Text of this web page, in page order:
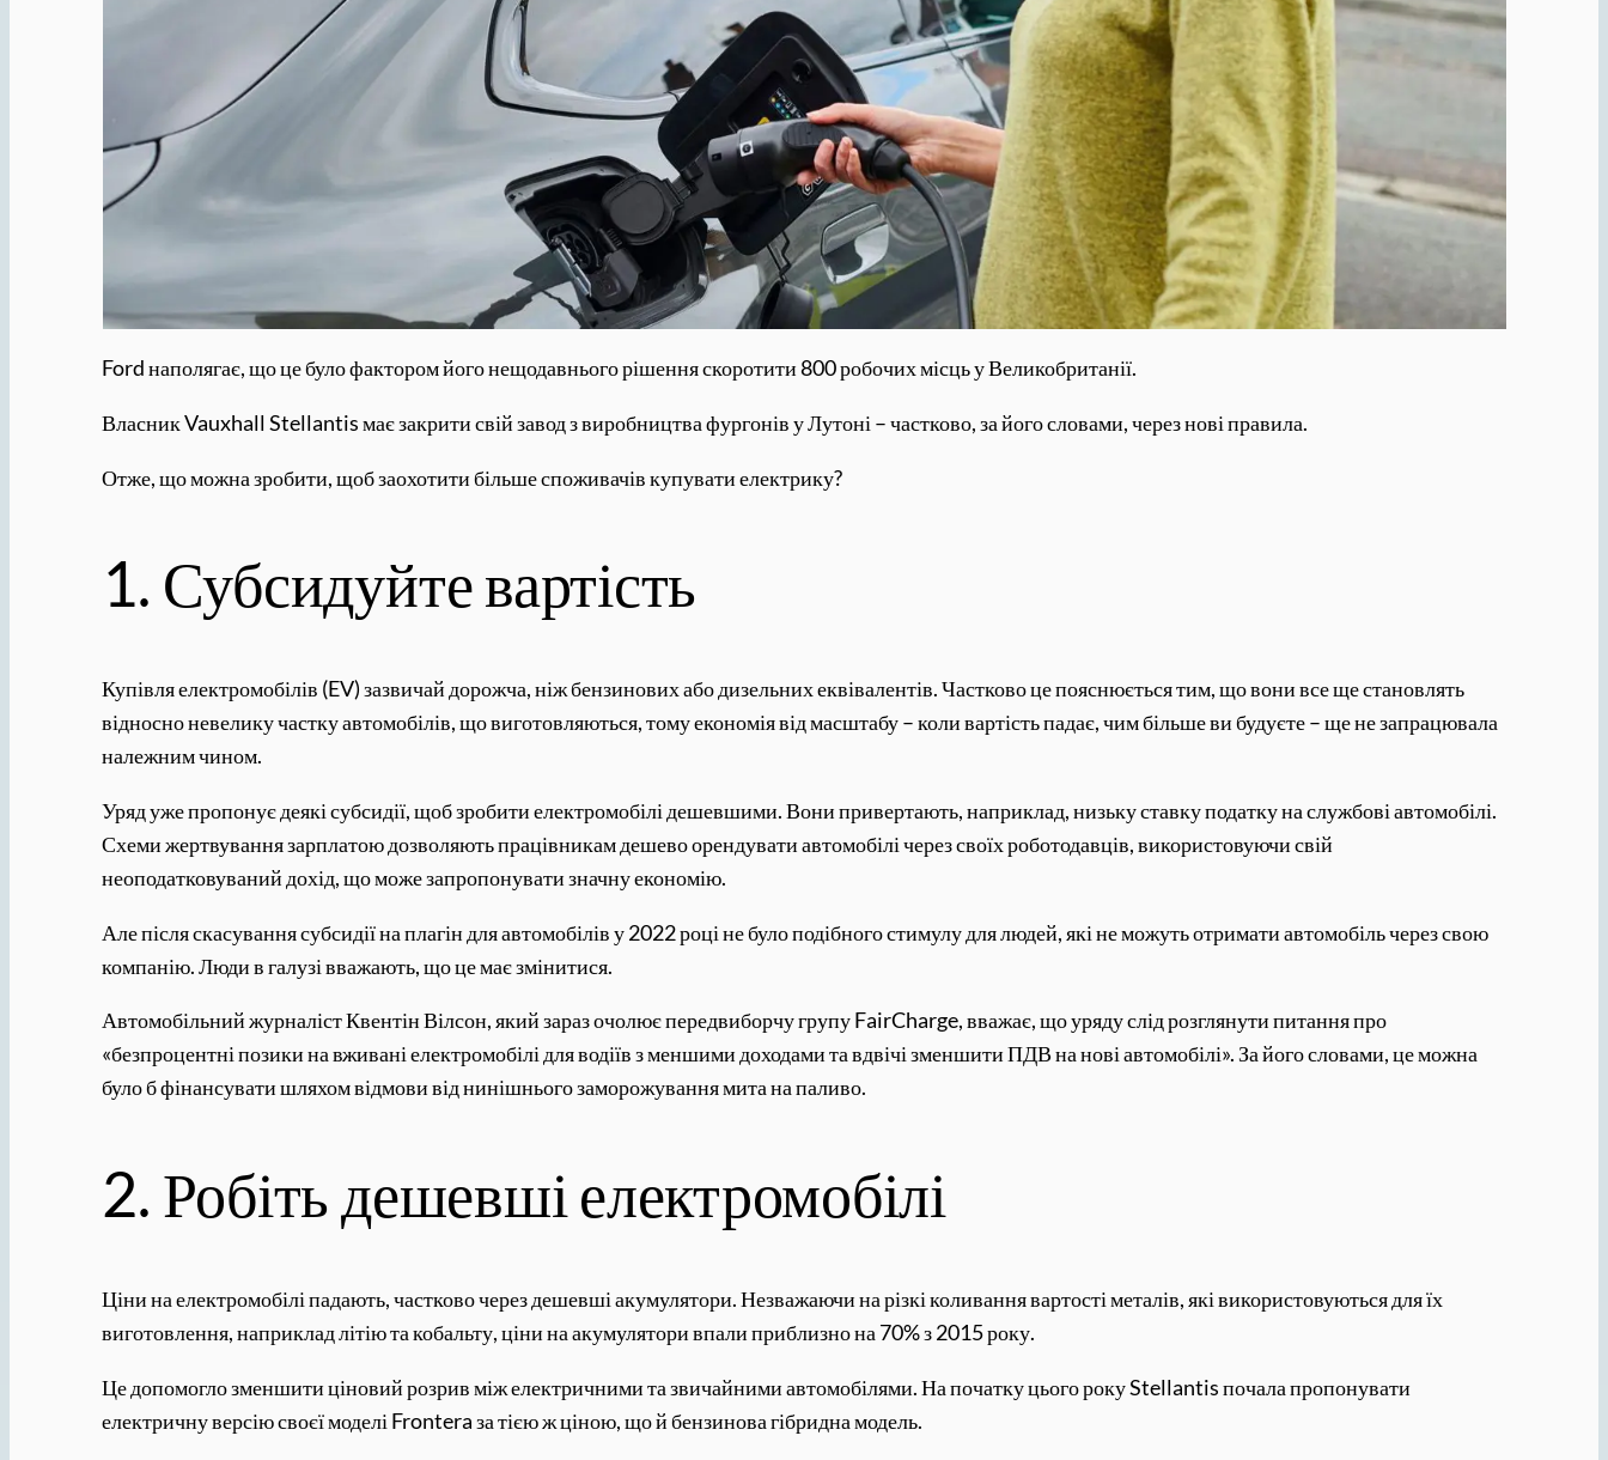
Ford наполягає, що це було фактором його нещодавнього рішення скоротити 800 робочих місць у Великобританії.
Власник Vauxhall Stellantis має закрити свій завод з виробництва фургонів у Лутоні – частково, за його словами, через нові правила.
Отже, що можна зробити, щоб заохотити більше споживачів купувати електрику?
1. Субсидуйте вартість
Купівля електромобілів (EV) зазвичай дорожча, ніж бензинових або дизельних еквівалентів. Частково це пояснюється тим, що вони все ще становлять
відносно невелику частку автомобілів, що виготовляються, тому економія від масштабу – коли вартість падає, чим більше ви будуєте – ще не запрацювала
належним чином.
Уряд уже пропонує деякі субсидії, щоб зробити електромобілі дешевшими. Вони привертають, наприклад, низьку ставку податку на службові автомобілі.
Схеми жертвування зарплатою дозволяють працівникам дешево орендувати автомобілі через своїх роботодавців, використовуючи свій
неоподатковуваний дохід, що може запропонувати значну економію.
Але після скасування субсидії на плагін для автомобілів у 2022 році не було подібного стимулу для людей, які не можуть отримати автомобіль через свою
компанію. Люди в галузі вважають, що це має змінитися.
Автомобільний журналіст Квентін Вілсон, який зараз очолює передвиборчу групу FairCharge, вважає, що уряду слід розглянути питання про
«безпроцентні позики на вживані електромобілі для водіїв з меншими доходами та вдвічі зменшити ПДВ на нові автомобілі». За його словами, це можна
було б фінансувати шляхом відмови від нинішнього заморожування мита на паливо.
2. Робіть дешевші електромобілі
Ціни на електромобілі падають, частково через дешевші акумулятори. Незважаючи на різкі коливання вартості металів, які використовуються для їх
виготовлення, наприклад літію та кобальту, ціни на акумулятори впали приблизно на 70% з 2015 року.
Це допомогло зменшити ціновий розрив між електричними та звичайними автомобілями. На початку цього року Stellantis почала пропонувати
електричну версію своєї моделі Frontera за тією ж ціною, що й бензинова гібридна модель.